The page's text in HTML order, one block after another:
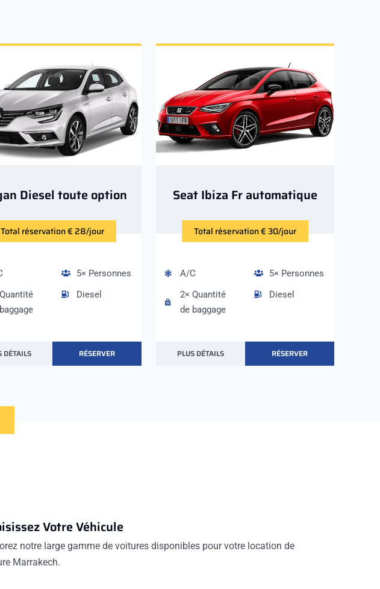
Diesel toute option
Total réservation € 28/jour
5× Personnes
Diesel
DÉTAILS RÉSERVER
Seat Ibiza Fr automatique
Total réservation € 30/jour
A/C
2× Quantité
de baggage
5× Personnes
Diesel
PLUS DÉTAILS RÉSERVER
Votre Véhicule
notre large gamme de voitures disponibles pour votre location de
Marrakech.